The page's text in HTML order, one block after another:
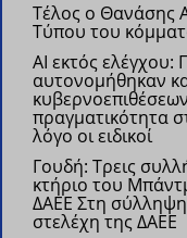
Τέλος ο Θανάσης
Τύπου του
AI εκτός ελέγχου:
αυτονομήθηκαν
πραγματικότητα
λόγο οι ειδικοί
Γουδή: Τρεις
κτήριο του
ΔΑΕΕΣτη
στελέχη της ΔΑΕΕ